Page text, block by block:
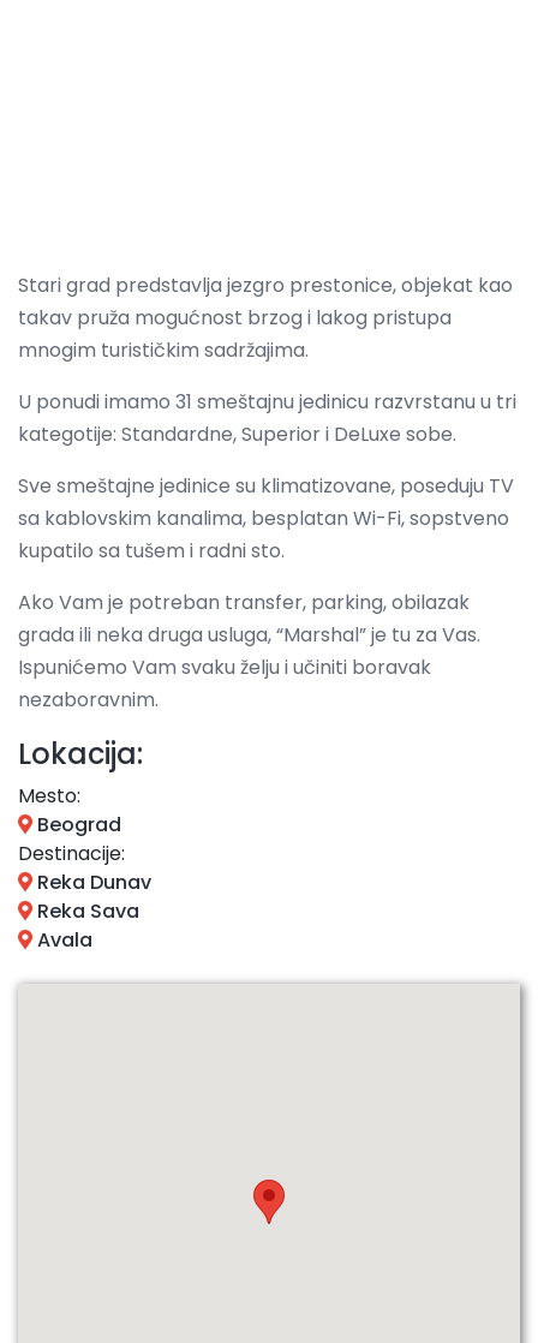
Stari grad predstavlja jezgro prestonice, objekat kao
takav pruža mogućnost brzog i lakog pristupa
mnogim turističkim sadržajima.
U ponudi imamo 31 smeštajnu jedinicu razvrstanu u tri
kategotije: Standardne, Superior i DeLuxe sobe.
Sve smeštajne jedinice su klimatizovane, poseduju TV
sa kablovskim kanalima, besplatan Wi-Fi, sopstveno
kupatilo sa tušem i radni sto.
Ako Vam je potreban transfer, parking, obilazak
grada ili neka druga usluga, “Marshal” je tu za Vas.
Ispunićemo Vam svaku želju i učiniti boravak
nezaboravnim.
Lokacija:
Mesto:
Beograd
Destinacije:
Reka Dunav
Reka Sava
Avala